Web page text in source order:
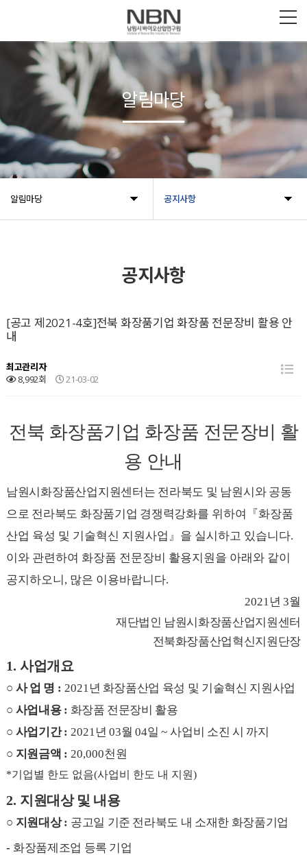
알림마당 공지사항
알림마당
공지사항
[공고 제2021-4호]전북 화장품기업 화장품 전문장비 활용 안
내
최고관리자
8,992회
21-03-02
전북 화장품기업 화장품 전문장비 활
용 안내
남원시화장품산업지원센터는 전라북도 및 남원시와 공동
으로 전라북도 화장품기업 경쟁력강화를 위하여 『화장품
산업 육성 및 기술혁신 지원사업 』 을 실시하고 있습니다.
이와 관련하여 화장품 전문장비 활용지원을 아래와 같이
공지하오니 , 많은 이용바랍니다.
2021 년3월
재단법인 남원시화장품산업지원센터
전북화장품산업혁신지원단장
1. 사업개요
○ 사 업 명 : 2021년 화장품산업 육성 및 기술혁신 지원사업
○ 사업내용 : 화장품 전문장비 활용
○ 사업기간: 2021년 03월04일~사업비 소진 시 까지
○ 지원금액 : 20,000천원
*기업별 한도 없음(사업비 한도 내 지원)
2. 지원대상 및 내용
○ 지원대상: 공고일 기준 전라북도 내 소재한 화장품기업
- 화장품제조업 등록 기업